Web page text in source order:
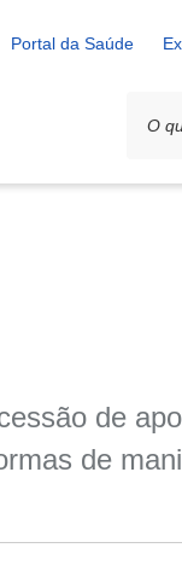
Portal da Saúde
de
de